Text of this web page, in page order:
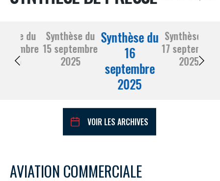
SYNTHÈSE DE PRESSE
COMMUNIQUÉS DE PRESSE
LE GIFAS
du
2025
Synthèse du
15 septembre
2025
Synthèse du
16
septembre
2025
Synthèse du
17 septembre
2025
VOIR LES ARCHIVES
L
M M J
AVIATION COMMERCIALE
CONNEXION
PAS ENCORE ADHÉRENT ?
VOUS ÊTES UN PROFESSIONNEL DE LA FILIÈRE ?
votre réseau au sein d’un écosystème intégré et
DEMANDE D’ADHÉSION
Avez-vous un statut de droit français ?
OUI NON